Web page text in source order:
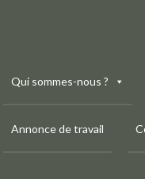
Qui sommes-nous ?
Annonce de travail